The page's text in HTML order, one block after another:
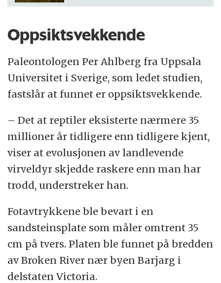
Oppsiktsvekkende
Paleontologen Per Ahlberg fra Uppsala
Universitet i Sverige, som ledet studien,
fastslår at funnet er oppsiktsvekkende.
– Det at reptiler eksisterte nærmere 35
millioner år tidligere enn tidligere kjent,
viser at evolusjonen av landlevende
virveldyr skjedde raskere enn man har
trodd, understreker han.
Fotavtrykkene ble bevart i en
sandsteinsplate som måler omtrent 35
cm på tvers. Platen ble funnet på bredden
av Broken River nær byen Barjarg i
delstaten Victoria.